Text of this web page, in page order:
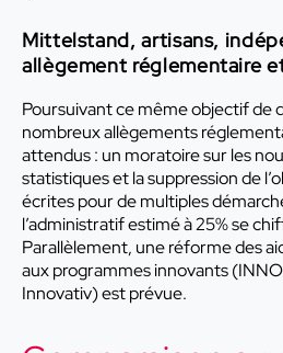
Mittelstand, artisans,
allègement réglementaire
Poursuivant ce même objectif de
nombreux allègements
attendus : un moratoire sur les
statistiques et la suppression de
écrites pour de multiples
l’administratif estimé à 25% se
Parallèlement, une réforme des
aux programmes innovants
Innovativ) est prévue.